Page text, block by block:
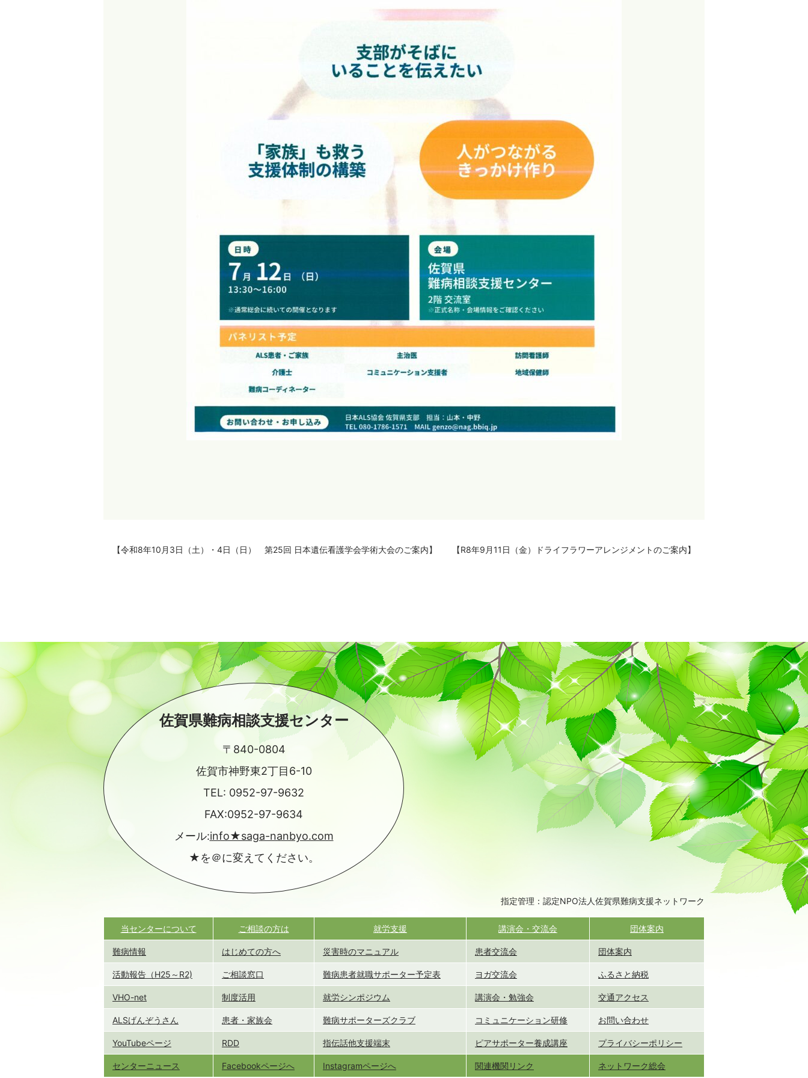
【令和8年10月3日（土）・4日（日） 第25回 日本遺伝看護学会学術大会のご案内】 【R8年9月11日（金）ドライフラワーアレンジメントのご案内】
佐賀県難病相談支援センター
〒840-0804
佐賀市神野東2丁目6-10
TEL: 0952-97-9632
FAX:0952-97-9634
メール:info★saga-nanbyo.com
★を＠に変えてください。
指定管理：認定NPO法人佐賀県難病支援ネットワーク
当センターについて ご相談の方は 就労支援 講演会・交流会 団体案内
難病情報 はじめての方へ 災害時のマニュアル 患者交流会 団体案内
活動報告（H25～R2) ご相談窓口 難病患者就職サポーター予定表 ヨガ交流会 ふるさと納税
VHO-net 制度活用 就労シンポジウム 講演会・勉強会 交通アクセス
ALSげんぞうさん 患者・家族会 難病サポーターズクラブ コミュニケーション研修 お問い合わせ
YouTubeページ RDD 指伝話他支援端末 ピアサポーター養成講座 プライバシーポリシー
センターニュース Facebookページへ Instagramページへ 関連機関リンク ネットワーク総会